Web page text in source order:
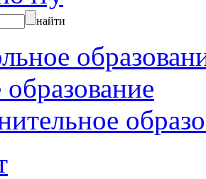
найти